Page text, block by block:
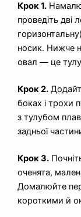
Крок 1.
проведіть дві
носик. Нижче
овал — це
Крок 2.
боках і трохи
з тулубом
задньої
Крок 3.
оченята,
Домалюйте
короткими й